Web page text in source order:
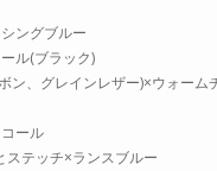
ングブルー
ル(ブラック)
ン、グレインレザー)×ウォーム
ール
ステッチ×ランスブルー